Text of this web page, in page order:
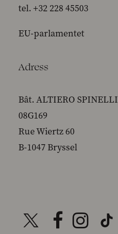
tel. +32 228 45503
EU-parlamentet
Adress
Bât. ALTIERO SPINELLI
08G169
Rue Wiertz 60
B-1047 Bryssel